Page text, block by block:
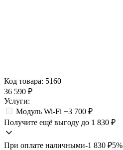
Код товара: 5160
36 590 ₽
Услуги:
Модуль Wi-Fi +3 700 ₽
Получите ещё выгоду до 1 830 ₽
При оплате наличными-1 830 ₽5%